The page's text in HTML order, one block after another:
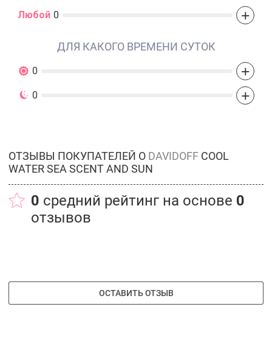
Любой 0 +
ДЛЯ КАКОГО ВРЕМЕНИ СУТОК
0 +
0 +
ОТЗЫВЫ ПОКУПАТЕЛЕЙ О DAVIDOFF COOL
WATER SEA SCENT AND SUN
0 средний рейтинг на основе 0
отзывов
ОСТАВИТЬ ОТЗЫВ